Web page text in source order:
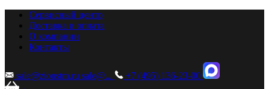
Сервисный центр
Доставка и оплата
О компании
Контакты
sale@zionstm.ru sale@...
+7 (495) 136-23-00